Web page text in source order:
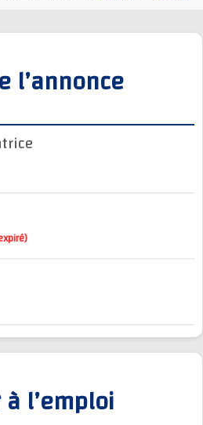
l’annonce
est expiré)
à l’emploi